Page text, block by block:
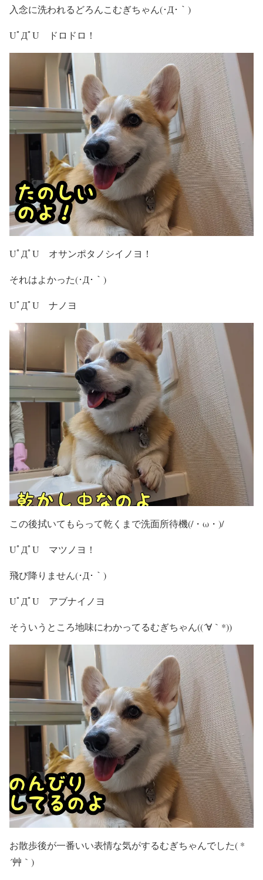
入念に洗われるどろんこむぎちゃん(･Д･｀)
UﾟДﾟU ドロドロ！
UﾟДﾟU オサンポタノシイノヨ！
それはよかった(･Д･｀)
UﾟДﾟU ナノヨ
この後拭いてもらって乾くまで洗面所待機(/・ω・)/
UﾟДﾟU マツノヨ！
飛び降りません(･Д･｀)
UﾟДﾟU アブナイノヨ
そういうところ地味にわかってるむぎちゃん((´∀｀*))
お散歩後が一番いい表情な気がするむぎちゃんでした( *
´艸｀)